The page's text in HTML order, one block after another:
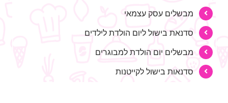
מבשלים עסק עצמאי
סדנאת בישול ליום הולדת לילדים
מבשלים יום הולדת למבוגרים
סדנאות בישול לקייטנות